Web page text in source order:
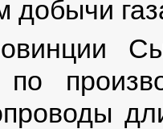
добычи